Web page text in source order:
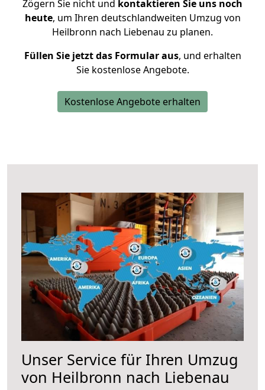
Zögern Sie nicht und kontaktieren Sie uns noch
heute, um Ihren deutschlandweiten Umzug von
Heilbronn nach Liebenau zu planen.
Füllen Sie jetzt das Formular aus, und erhalten
Sie kostenlose Angebote.
Kostenlose Angebote erhalten
Unser Service für Ihren Umzug
von Heilbronn nach Liebenau